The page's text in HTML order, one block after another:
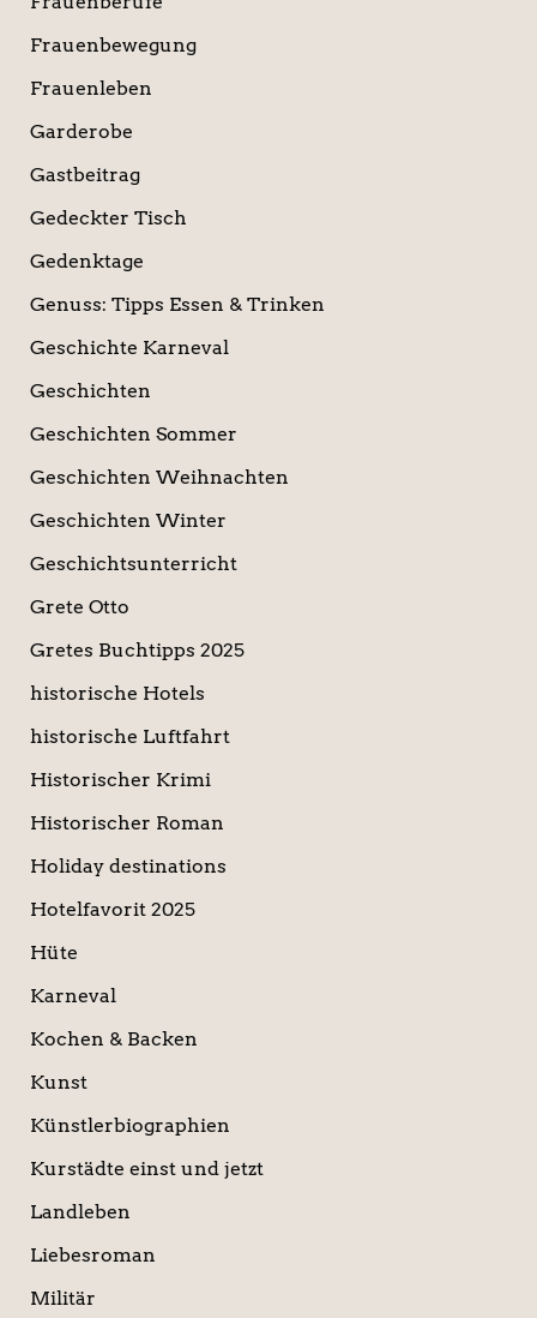
Frauenbewegung
Frauenleben
Garderobe
Gastbeitrag
Gedeckter Tisch
Gedenktage
Genuss: Tipps Essen & Trinken
Geschichte Karneval
Geschichten
Geschichten Sommer
Geschichten Weihnachten
Geschichten Winter
Geschichtsunterricht
Grete Otto
Gretes Buchtipps 2025
historische Hotels
historische Luftfahrt
Historischer Krimi
Historischer Roman
Holiday destinations
Hotelfavorit 2025
Hüte
Karneval
Kochen & Backen
Kunst
Künstlerbiographien
Kurstädte einst und jetzt
Landleben
Liebesroman
Militär